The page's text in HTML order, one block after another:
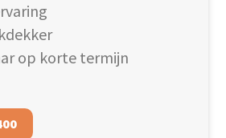
op korte termijn